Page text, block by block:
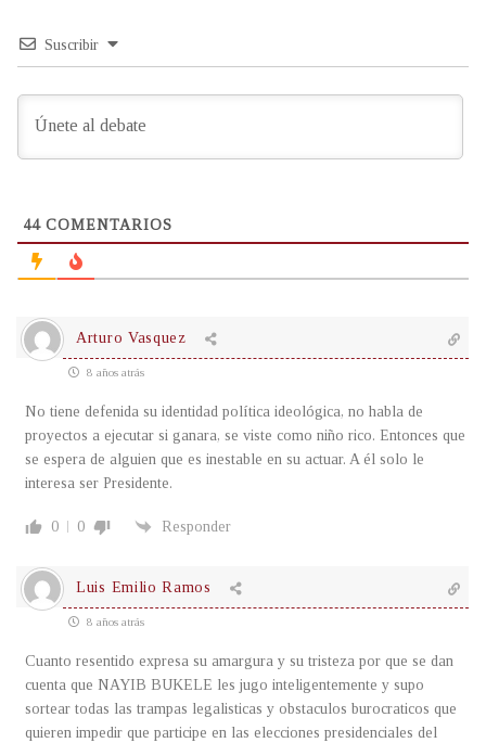
Suscribir
44COMENTARIOS
Arturo Vasquez
8 años atrás
No tiene defenida su identidad política ideológica, no habla de
proyectos a ejecutar si ganara, se viste como niño rico. Entonces que
se espera de alguien que es inestable en su actuar. A él solo le
interesa ser Presidente.
0 0 Responder
Luis Emilio Ramos
8 años atrás
Cuanto resentido expresa su amargura y su tristeza por que se dan
cuenta que NAYIB BUKELE les jugo inteligentemente y supo
sortear todas las trampas legalisticas y obstaculos burocraticos que
quieren impedir que participe en las elecciones presidenciales del